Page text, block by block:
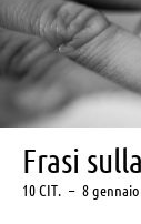
Frasi
10 CIT. – 8 gennaio